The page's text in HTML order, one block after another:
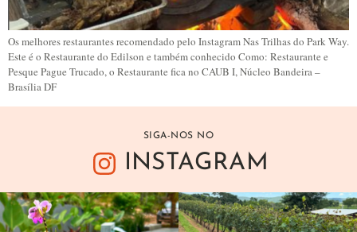
Os melhores restaurantes recomendado pelo Instagram Nas Trilhas do Park Way.
Este é o Restaurante do Edilson e também conhecido Como: Restaurante e
Pesque Pague Trucado, o Restaurante fica no CAUB I, Núcleo Bandeira –
Brasília DF
SIGA-NOS NO
INSTAGRAM